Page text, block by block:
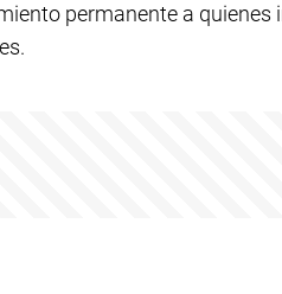
permanente a quienes